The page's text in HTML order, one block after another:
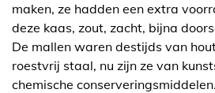
maken, ze hadden een extra
deze kaas, zout, zacht, bijna
De mallen waren destijds van
roestvrij staal, nu zijn ze van
chemische